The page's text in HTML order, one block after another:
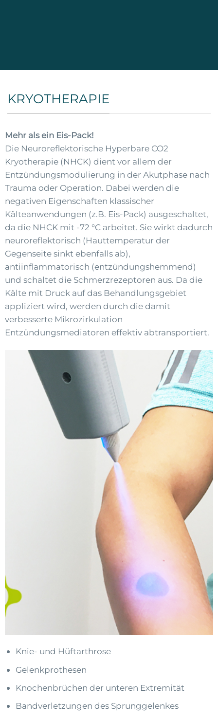
KRYOTHERAPIE
Mehr als ein Eis-Pack!
Die Neuroreflektorische Hyperbare CO2
Kryotherapie (NHCK) dient vor allem der
Entzündungsmodulierung in der Akutphase nach
Trauma oder Operation. Dabei werden die
negativen Eigenschaften klassischer
Kälteanwendungen (z.B. Eis-Pack) ausgeschaltet,
da die NHCK mit -72 °C arbeitet. Sie wirkt dadurch
neuroreflektorisch (Hauttemperatur der
Gegenseite sinkt ebenfalls ab),
antiinflammatorisch (entzündungshemmend)
und schaltet die Schmerzrezeptoren aus. Da die
Kälte mit Druck auf das Behandlungsgebiet
appliziert wird, werden durch die damit
verbesserte Mikrozirkulation
Entzündungsmediatoren effektiv abtransportiert.
Knie- und Hüftarthrose
Gelenkprothesen
Knochenbrüchen der unteren Extremität
Bandverletzungen des Sprunggelenkes